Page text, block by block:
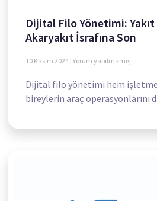
Dijital Filo Yönetimi:
Akaryakıt İsrafına Son
10 Kasım 2024 Yorum yapılmamış
Dijital filo yönetimi hem
bireylerin araç operasyonlarını